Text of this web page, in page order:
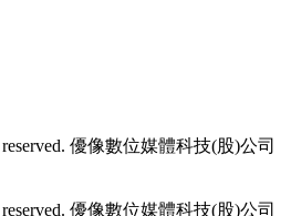
優像數位媒體科技(股)公司
優像數位媒體科技(股)公司